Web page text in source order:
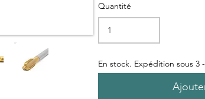
Quantité
En stock. Expédition sous 3